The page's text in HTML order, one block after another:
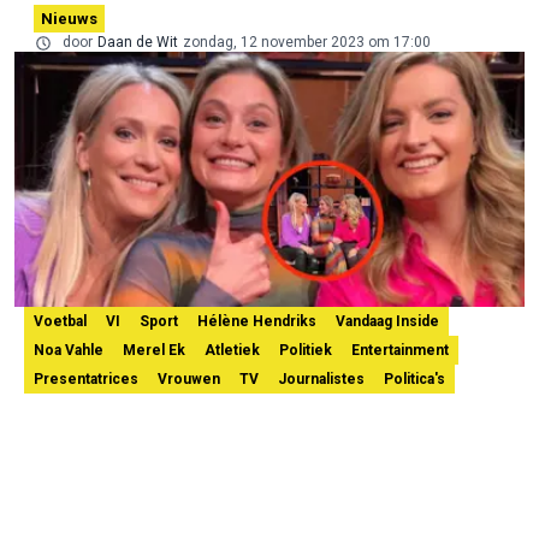
Nieuws
door Daan de Wit zondag, 12 november 2023 om 17:00
Voetbal VI Sport Hélène Hendriks
Vandaag Inside
Noa Vahle
Merel Ek Atletiek Politiek
Entertainment
Presentatrices
Vrouwen TV Journalistes Politica's